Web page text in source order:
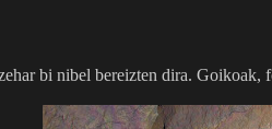
bi nibel bereizten dira. Goikoak,